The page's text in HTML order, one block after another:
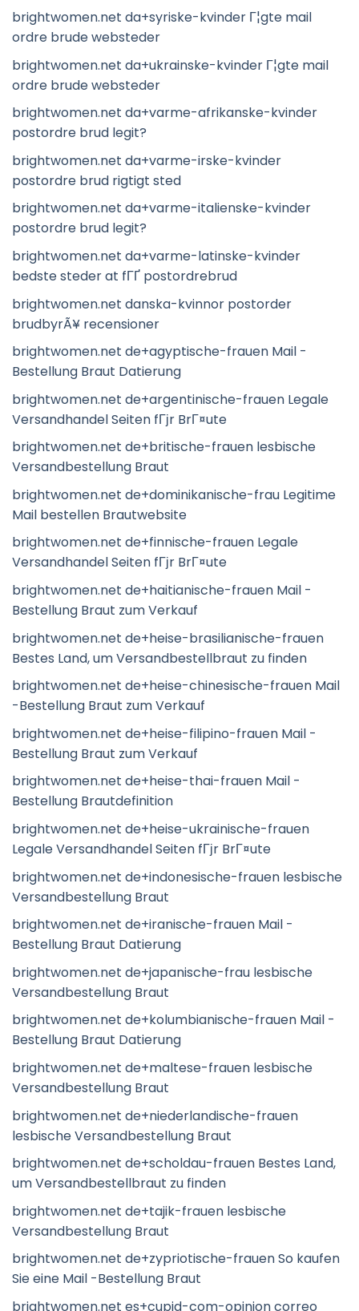
brightwomen.net da+syriske-kvinder Г¦gte mail
ordre brude websteder
brightwomen.net da+ukrainske-kvinder Г¦gte mail
ordre brude websteder
brightwomen.net da+varme-afrikanske-kvinder
postordre brud legit?
brightwomen.net da+varme-irske-kvinder
postordre brud rigtigt sted
brightwomen.net da+varme-italienske-kvinder
postordre brud legit?
brightwomen.net da+varme-latinske-kvinder
bedste steder at fГҐ postordrebrud
brightwomen.net danska-kvinnor postorder
brudbyrÃ¥ recensioner
brightwomen.net de+agyptische-frauen Mail -
Bestellung Braut Datierung
brightwomen.net de+argentinische-frauen Legale
Versandhandel Seiten fГјr BrГ¤ute
brightwomen.net de+britische-frauen lesbische
Versandbestellung Braut
brightwomen.net de+dominikanische-frau Legitime
Mail bestellen Brautwebsite
brightwomen.net de+finnische-frauen Legale
Versandhandel Seiten fГјr BrГ¤ute
brightwomen.net de+haitianische-frauen Mail -
Bestellung Braut zum Verkauf
brightwomen.net de+heise-brasilianische-frauen
Bestes Land, um Versandbestellbraut zu finden
brightwomen.net de+heise-chinesische-frauen Mail
-Bestellung Braut zum Verkauf
brightwomen.net de+heise-filipino-frauen Mail -
Bestellung Braut zum Verkauf
brightwomen.net de+heise-thai-frauen Mail -
Bestellung Brautdefinition
brightwomen.net de+heise-ukrainische-frauen
Legale Versandhandel Seiten fГјr BrГ¤ute
brightwomen.net de+indonesische-frauen lesbische
Versandbestellung Braut
brightwomen.net de+iranische-frauen Mail -
Bestellung Braut Datierung
brightwomen.net de+japanische-frau lesbische
Versandbestellung Braut
brightwomen.net de+kolumbianische-frauen Mail -
Bestellung Braut Datierung
brightwomen.net de+maltese-frauen lesbische
Versandbestellung Braut
brightwomen.net de+niederlandische-frauen
lesbische Versandbestellung Braut
brightwomen.net de+scholdau-frauen Bestes Land,
um Versandbestellbraut zu finden
brightwomen.net de+tajik-frauen lesbische
Versandbestellung Braut
brightwomen.net de+zypriotische-frauen So kaufen
Sie eine Mail -Bestellung Braut
brightwomen.net es+cupid-com-opinion correo